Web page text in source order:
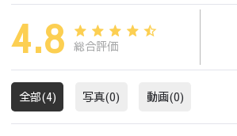
4.8 総合評価
全部(4) 写真(0) 動画(0)